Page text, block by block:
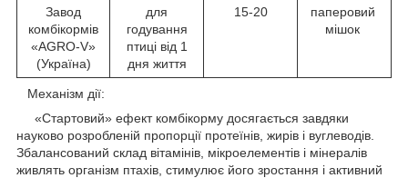
Завод
комбікормів
«AGRO-V»
(Україна)
для
годування
птиці від 1
дня життя
15-20
паперовий
мішок
Механізм дії:
«Стартовий» ефект комбікорму досягається завдяки
науково розробленій пропорції протеїнів, жирів і вуглеводів.
Збалансований склад вітамінів, мікроелементів і мінералів
живлять організм птахів, стимулює його зростання і активний